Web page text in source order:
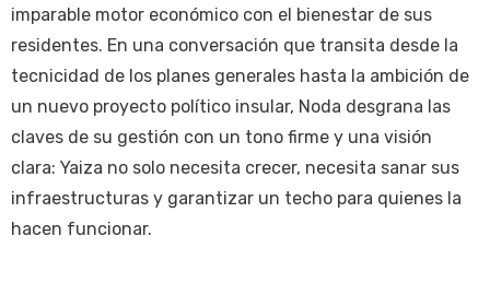
imparable motor económico con el bienestar de sus
residentes. En una conversación que transita desde la
tecnicidad de los planes generales hasta la ambición de
un nuevo proyecto político insular, Noda desgrana las
claves de su gestión con un tono firme y una visión
clara: Yaiza no solo necesita crecer, necesita sanar sus
infraestructuras y garantizar un techo para quienes la
hacen funcionar.